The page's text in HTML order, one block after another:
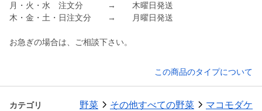
月・火・水 注文分 → 木曜日発送
木・金・土・日注文分 → 月曜日発送
お急ぎの場合は、ご相談下さい。
この商品のタイプについて
カテゴリ 野菜 その他すべての野菜 マコモダケ